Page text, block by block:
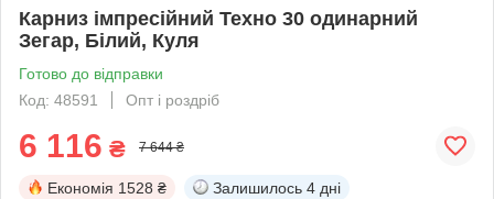
Карниз імпресійний Техно 30 одинарний
Зегар, Білий, Куля
Готово до відправки
Код: 48591
Опт і роздріб
6 116 ₴ 7 644 ₴
Економія 1528 ₴ Залишилось 4 дні